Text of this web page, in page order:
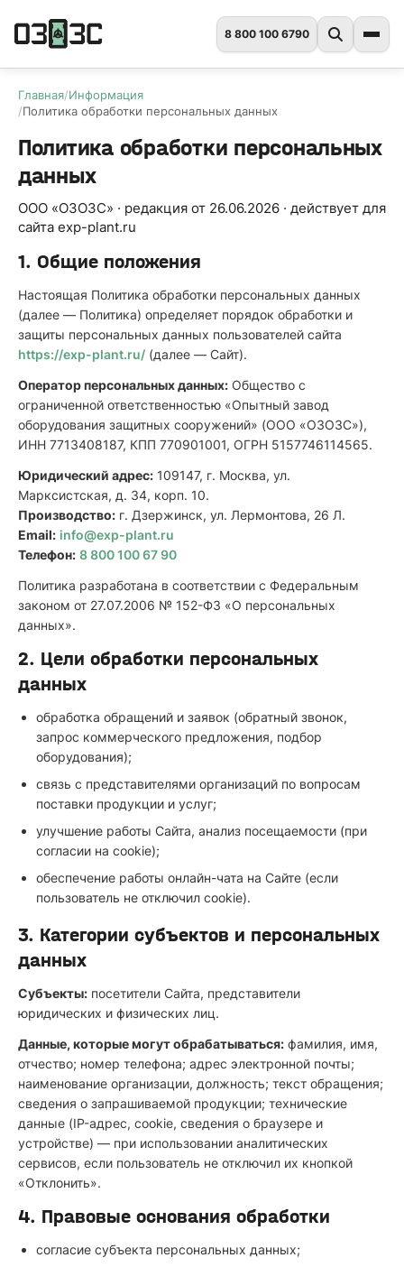
8 800 100 6790
Главная Информация
Политика обработки персональных данных
Политика обработки персональных
данных
ООО «ОЗОЗС» · редакция от 26.06.2026 · действует для
сайта exp-plant.ru
1. Общие положения
Настоящая Политика обработки персональных данных
(далее — Политика) определяет порядок обработки и
защиты персональных данных пользователей сайта
https://exp-plant.ru/ (далее — Сайт).
Оператор персональных данных: Общество с
ограниченной ответственностью «Опытный завод
оборудования защитных сооружений» (ООО «ОЗОЗС»),
ИНН 7713408187, КПП 770901001, ОГРН 5157746114565.
Юридический адрес: 109147, г. Москва, ул.
Марксистская, д. 34, корп. 10.
Производство: г. Дзержинск, ул. Лермонтова, 26 Л.
Email: info@exp-plant.ru
Телефон: 8 800 100 67 90
Политика разработана в соответствии с Федеральным
законом от 27.07.2006 № 152-ФЗ «О персональных
данных».
2. Цели обработки персональных
данных
обработка обращений и заявок (обратный звонок,
запрос коммерческого предложения, подбор
оборудования);
связь с представителями организаций по вопросам
поставки продукции и услуг;
улучшение работы Сайта, анализ посещаемости (при
согласии на cookie);
обеспечение работы онлайн-чата на Сайте (если
пользователь не отключил cookie).
3. Категории субъектов и персональных
данных
Субъекты: посетители Сайта, представители
юридических и физических лиц.
Данные, которые могут обрабатываться: фамилия, имя,
отчество; номер телефона; адрес электронной почты;
наименование организации, должность; текст обращения;
сведения о запрашиваемой продукции; технические
данные (IP-адрес, cookie, сведения о браузере и
устройстве) — при использовании аналитических
сервисов, если пользователь не отключил их кнопкой
«Отклонить».
4. Правовые основания обработки
согласие субъекта персональных данных;